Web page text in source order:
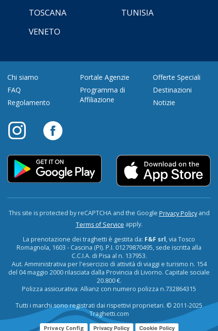
TOSCANA
TUNISIA
VENETO
Chi siamo
FAQ
Regolamento
Portale Agenzie
Programma di
Affiliazione
Offerte Speciali
Destinazioni
Notizie
This site is protected by reCAPTCHA and the Google Privacy Policyand
Terms of Service apply.
La prenotazione dei traghetti è gestita da: F&F srl, via Tosco
Romagnola, 1603 - Cascina (PI). P.I. 01279870495, sede iscritta alla
C.C.I.A. di Pisa al n. 137953.
Aut. Amministrativa per l'esercizio di attività di viaggi e turismo n. 154
del 04 maggio 2000 rilasciata dalla Provincia di Livorno. Capitale sociale
20.800 €.
Polizza assicurativa: Allianz con numero polizza n.732864315
Tutti i marchi sono registrati dai rispettivi proprietari. © 2011-2025
Traghetti.com
Privacy Config Privacy Policy Cookie Policy